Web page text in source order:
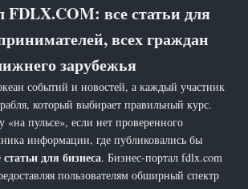
FDLX.COM: все статьи для
всех граждан
зарубежья
событий и новостей, а каждый участник
который выбирает правильный курс.
пульсе», если нет проверенного
информации, где публиковались бы
статьи для бизнеса. Бизнес-портал fdlx.com
пользователям обширный спектр